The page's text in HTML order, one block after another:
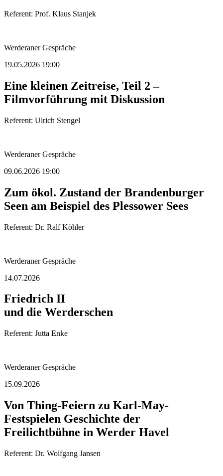
Referent: Prof. Klaus Stanjek
Werderaner Gespräche
19.05.2026 19:00
Eine kleinen Zeitreise, Teil 2 –
Filmvorführung mit Diskussion
Referent: Ulrich Stengel
Werderaner Gespräche
09.06.2026 19:00
Zum ökol. Zustand der Brandenburger
Seen am Beispiel des Plessower Sees
Referent: Dr. Ralf Köhler
Werderaner Gespräche
14.07.2026
Friedrich II
und die Werderschen
Referent: Jutta Enke
Werderaner Gespräche
15.09.2026
Von Thing-Feiern zu Karl-May-
Festspielen Geschichte der
Freilichtbühne in Werder Havel
Referent: Dr. Wolfgang Jansen